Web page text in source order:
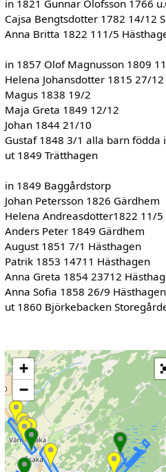
in 1821 Gunnar Olofsson 1766
Cajsa Bengtsdotter 1782 14/12
Anna Britta 1822 111/5
in 1857 Olof Magnusson 1809
Helena Johansdotter 1815 27/
Magus 1838 19/2
Maja Greta 1849 12/12
Johan 1844 21/10
Gustaf 1848 3/1 alla barn födda
ut 1849 Trätthagen
in 1849 Baggårdstorp
Johan Petersson 1826 Gärdhem
Helena Andreasdotter1822 11/
Anders Peter 1849 Gärdhem
August 1851 7/1 Hästhagen
Patrik 1853 14711 Hästhagen
Anna Greta 1854 23712
Anna Sofia 1858 26/9 Hästhagen
ut 1860 Björkebacken
+
−